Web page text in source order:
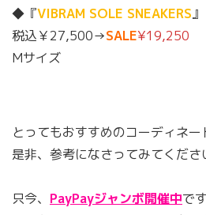
◆『VIBRAM SOLE SNEAKERS』
税込￥27,500→SALE¥19,250
Mサイズ
とってもおすすめのコーディネー
是非、参考になさってみてくだ
只今、 PayPayジャンボ開催中です